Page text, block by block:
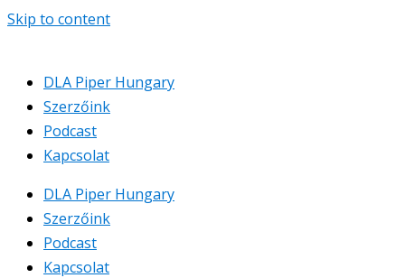
Skip to content
DLA Piper Hungary
Szerzőink
Podcast
Kapcsolat
DLA Piper Hungary
Szerzőink
Podcast
Kapcsolat